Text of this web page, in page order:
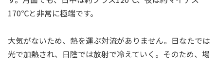
170℃と非常に極端です。
大気がないため、熱を運ぶ対流がありません。日なたでは
光で加熱され、日陰では放射で冷えていく。そのため、場